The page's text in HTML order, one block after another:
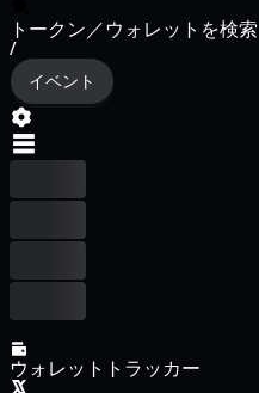
トークン／ウォレットを検索
/
イベント
ウォレットトラッカー